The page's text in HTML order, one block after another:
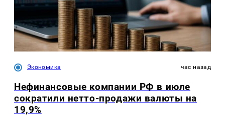
Экономика час назад
Нефинансовые компании РФ в июле
сократили нетто-продажи валюты на
19,9%